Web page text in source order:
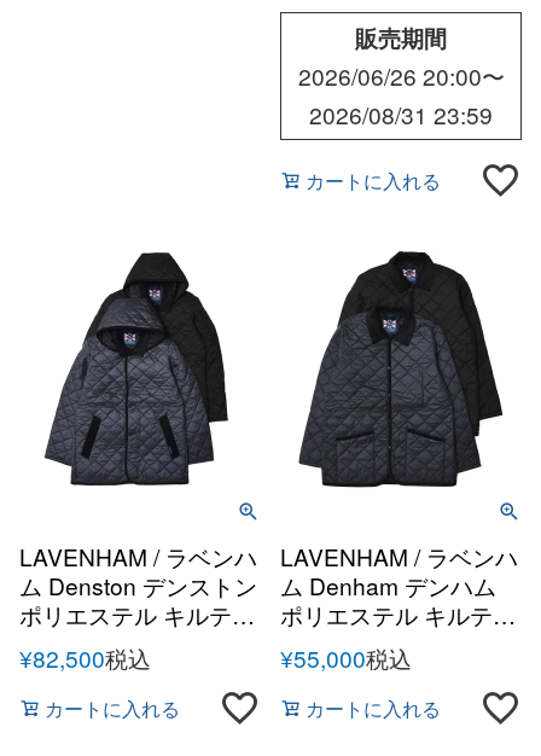
販売期間
2026/06/26 20:00〜
2026/08/31 23:59
カートに入れる
LAVENHAM / ラベンハ
ム Denston デンストン
ポリエステル キルティ
ング フーデッド ジャケ
ット
¥82,500税込
カートに入れる
LAVENHAM / ラベンハ
ム Denham デンハム
ポリエステル キルティ
ング ジャケット
¥55,000税込
カートに入れる